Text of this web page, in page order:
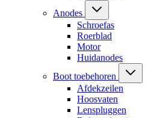
Anodes
Schroefas
Roerblad
Motor
Huidanodes
Boot toebehoren
Afdekzeilen
Hoosvaten
Lenspluggen